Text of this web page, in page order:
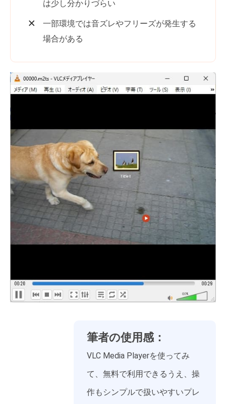
は少し分かりづらい
一部環境では音ズレやフリーズが発生する
場合がある
筆者の使用感：
VLC Media Playerを使ってみ
て、無料で利用できるうえ、操
作もシンプルで扱いやすいプレ